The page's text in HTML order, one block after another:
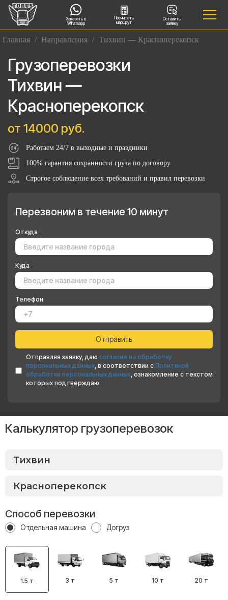
Заказать в
Whatsapp
Посчитать
маршрут
Оставить
заявку
Главная / Направления / Тихвин — Красноперекопск
Грузоперевозки
Тихвин —
Красноперекопск
от 14000 руб.
Работаем 24/7 в выходные и праздники
100% гарантия сохранности груза по договору
Строгое соблюдение всех требований и правил перевозки
Перезвоним в течение 10 минут
Откуда
Куда
Телефон
Отправляя заявку, даю согласие на обработку
персональных данных, в соответствии с Политикой
обработки персональных данных, ознакомление с текстом
которых подтверждаю
Калькулятор грузоперевозок
Способ перевозки
Отдельная машина Догруз
1.5 т 3 т 5 т 10 т 20 т